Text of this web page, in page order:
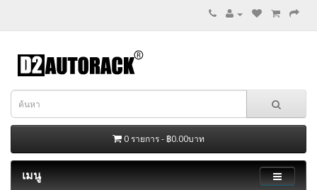
0 รายการ - ฿0.00บาท
เมนู